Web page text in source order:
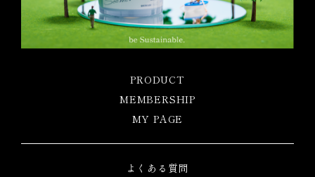
PRODUCT
MEMBERSHIP
MY PAGE
よくある質問